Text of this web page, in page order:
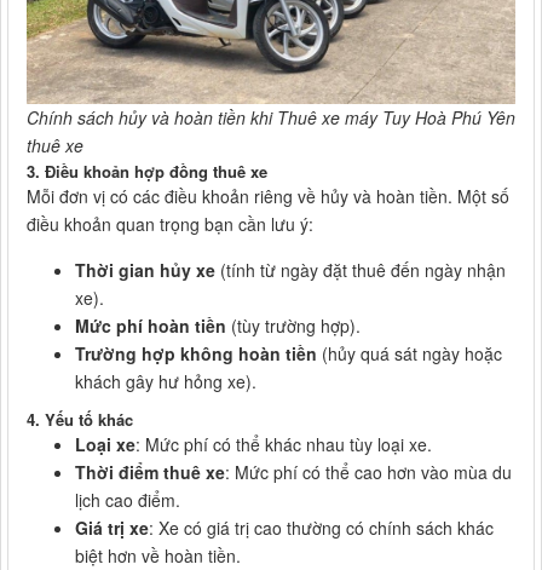
Chính sách hủy và hoàn tiền khi Thuê xe máy Tuy Hoà Phú Yên
thuê xe
3. Điều khoản hợp đồng thuê xe
Mỗi đơn vị có các điều khoản riêng về hủy và hoàn tiền. Một số
điều khoản quan trọng bạn cần lưu ý:
Thời gian hủy xe (tính từ ngày đặt thuê đến ngày nhận
xe).
Mức phí hoàn tiền (tùy trường hợp).
Trường hợp không hoàn tiền (hủy quá sát ngày hoặc
khách gây hư hỏng xe).
4. Yếu tố khác
Loại xe: Mức phí có thể khác nhau tùy loại xe.
Thời điểm thuê xe: Mức phí có thể cao hơn vào mùa du
lịch cao điểm.
Giá trị xe: Xe có giá trị cao thường có chính sách khác
biệt hơn về hoàn tiền.